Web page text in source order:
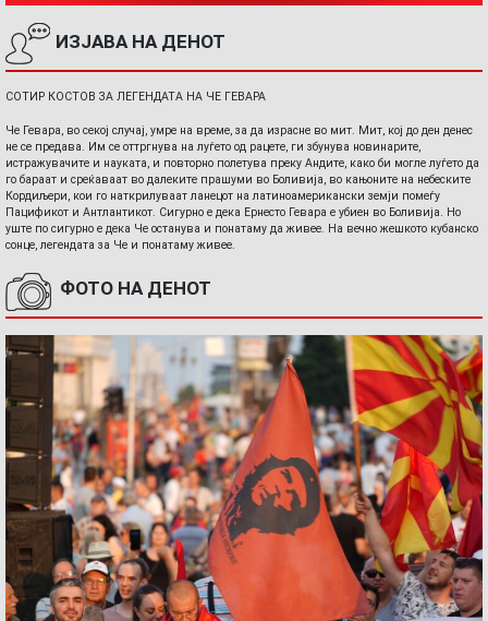
ИЗЈАВА НА ДЕНОТ
СОТИР КОСТОВ ЗА ЛЕГЕНДАТА НА ЧЕ ГЕВАРА
Че Гевара, во секој случај, умре на време, за да израсне во мит. Мит, кој до ден денес
не се предава. Им се оттргнува на луѓето од рацете, ги збунува новинарите,
истражувачите и науката, и повторно полетува преку Андите, како би могле луѓето да
го бараат и среќаваат во далеките прашуми во Боливија, во кањоните на небеските
Кордиљери, кои го наткрилуваат ланецот на латиноамерикански земји помеѓу
Пацификот и Антлантикот. Сигурно е дека Ернесто Гевара е убиен во Боливија. Но
уште по сигурно е дека Че останува и понатаму да живее. На вечно жешкото кубанско
сонце, легендата за Че и понатаму живее.
ФОТО НА ДЕНОТ